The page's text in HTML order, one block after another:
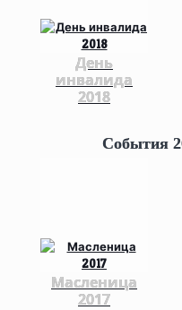
День
инвалида
2018
События
Масленица
2017